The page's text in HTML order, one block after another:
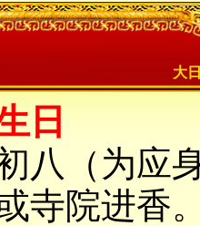
大
日
八（为应
寺院进香